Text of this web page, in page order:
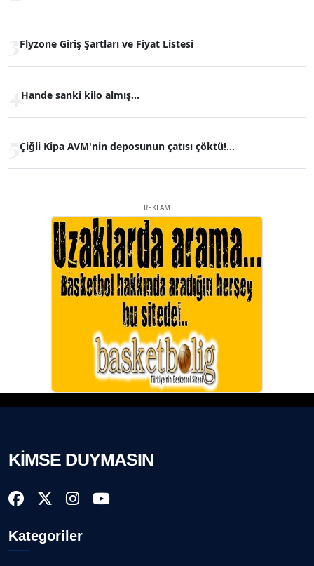
Flyzone Giriş Şartları ve Fiyat Listesi
Hande sanki kilo almış...
Çiğli Kipa AVM'nin deposunun çatısı çöktü!...
REKLAM
KİMSE DUYMASIN
Kategoriler